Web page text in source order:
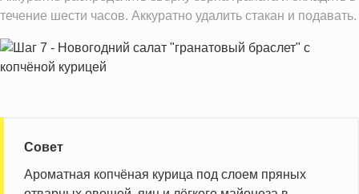
течение шести часов. Аккуратно удалить стакан и подавать.
Совет
Ароматная копчёная курица под слоем пряных